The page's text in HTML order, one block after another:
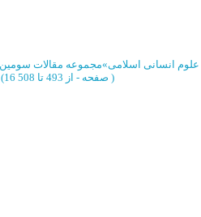
علوم انسانی اسلامی»مجموعه مقالات سومين
(‎16 صفحه - )